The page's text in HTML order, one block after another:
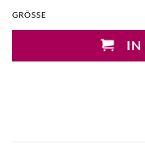
GRÖSSE
IN